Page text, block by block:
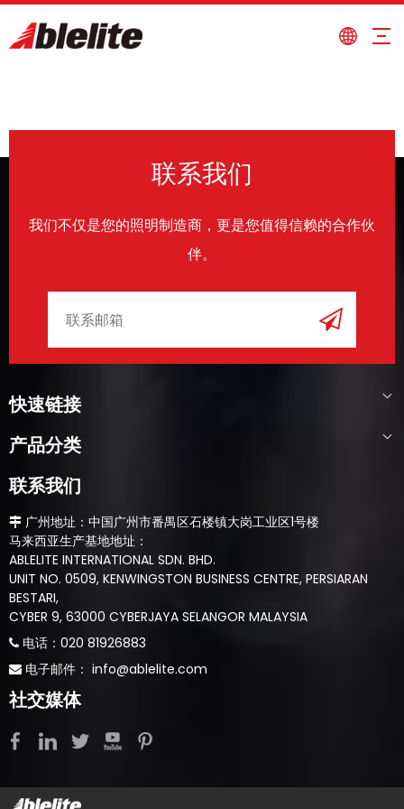
联系我们
我们不仅是您的照明制造商，更是您值得信赖的合作伙
伴。
快速链接
产品分类
联系我们
 ​​​​​​​ 广州地址：中国广州市番禺区石楼镇大岗工业区1号楼
马来西亚生产基地地址：
ABLELITE INTERNATIONAL SDN. BHD.
UNIT NO. 0509, KENWINGSTON BUSINESS CENTRE, PERSIARAN
BESTARI,
CYBER 9, 63000 CYBERJAYA SELANGOR MALAYSIA
 ​​​​​​电话：020 81926883
 ​​​​​​​​​​​​​​​​​​​​​​​​​​​​​​​​​​​​​​ 电子邮件： info@ablelite.com
社交媒体